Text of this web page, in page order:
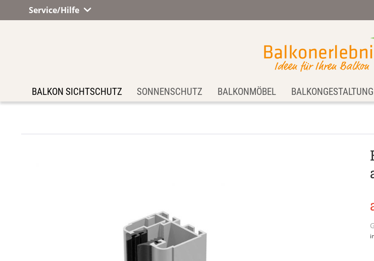
Service/Hilfe
BALKON SICHTSCHUTZ SONNENSCHUTZ BALKONMÖBEL BALKONGESTALTUNG